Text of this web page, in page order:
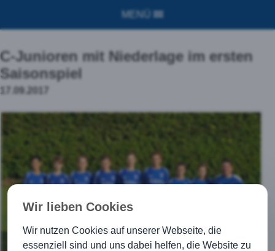
MENÜ
C-Junioren mit Niederlage im ersten
Saisonspiel
17.09.2017
Wir lieben Cookies
Wir nutzen Cookies auf unserer Webseite, die
essenziell sind und uns dabei helfen, die Website zu